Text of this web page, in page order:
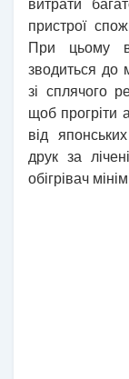
витрати
пристрої
При цьому
зводиться до
зі сплячого
щоб прогріти
від
друк за
обігрівач